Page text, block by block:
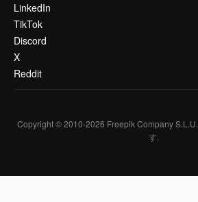
LinkedIn
TikTok
Discord
X
Reddit
Copyright © 2010-2026 Freepik Company S.L.U.
す.